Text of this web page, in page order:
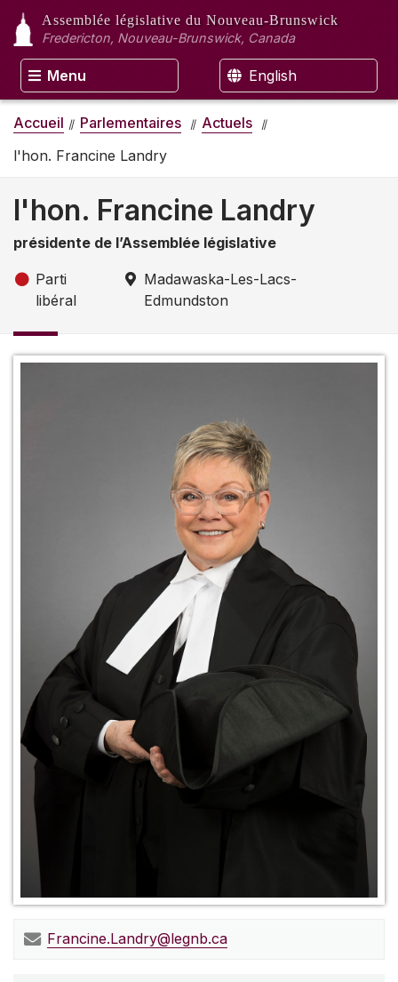
Assemblée législative du Nouveau-Brunswick
Fredericton, Nouveau-Brunswick, Canada
Menu English
Accueil Parlementaires
Actuels
l'hon. Francine Landry
l'hon. Francine Landry
présidente de l’Assemblée législative
Parti
libéral
Madawaska-Les-Lacs-
Edmundston
Francine.Landry@legnb.ca